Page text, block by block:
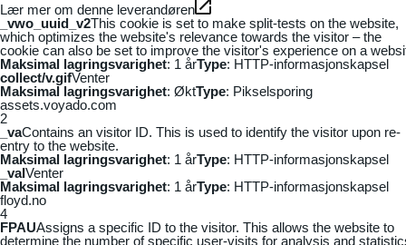
Lær mer om denne leverandøren
_vwo_uuid_v2This cookie is set to make split-tests on the website,
which optimizes the website's relevance towards the visitor – the
cookie can also be set to improve the visitor's experience on a
Maksimal lagringsvarighet: 1 årType: HTTP-informasjonskapsel
collect/v.gifVenter
Maksimal lagringsvarighet: ØktType: Pikselsporing
assets.voyado.com
2
_vaContains an visitor ID. This is used to identify the visitor upon re-
entry to the website.
Maksimal lagringsvarighet: 1 årType: HTTP-informasjonskapsel
_vaIVenter
Maksimal lagringsvarighet: 1 årType: HTTP-informasjonskapsel
floyd.no
4
FPAUAssigns a specific ID to the visitor. This allows the website to
determine the number of specific user-visits for analysis and